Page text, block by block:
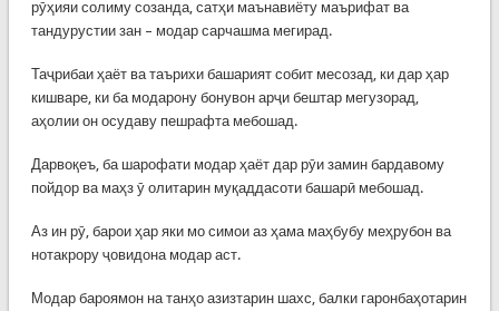
рӯҳияи солиму созанда, сатҳи маънавиёту маърифат ва
тандурустии зан – модар сарчашма мегирад.
Таҷрибаи ҳаёт ва таърихи башарият собит месозад, ки дар ҳар
кишваре, ки ба модарону бонувон арҷи бештар мегузорад,
аҳолии он осудаву пешрафта мебошад.
Дарвоқеъ, ба шарофати модар ҳаёт дар рӯи замин бардавому
пойдор ва маҳз ӯ олитарин муқаддасоти башарӣ мебошад.
Аз ин рӯ, барои ҳар яки мо симои аз ҳама маҳбубу меҳрубон ва
нотакрору ҷовидона модар аст.
Модар бароямон на танҳо азизтарин шахс, балки гаронбаҳотарин